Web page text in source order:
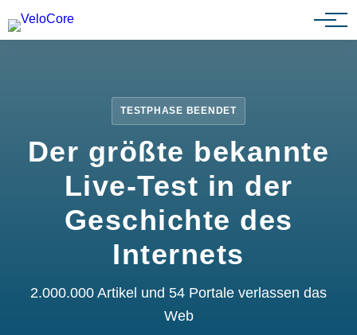
Partnerprogramm
TESTPHASE BEENDET
Der größte bekannte
Live-Test in der
Geschichte des
Internets
2.000.000 Artikel und 54 Portale verlassen das
Web